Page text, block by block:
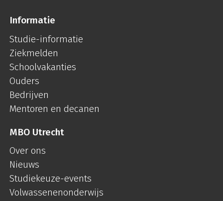
Informatie
Studie-informatie
Ziekmelden
Schoolvakanties
Ouders
Bedrijven
Mentoren en decanen
MBO Utrecht
Over ons
Nieuws
Studiekeuze-events
Volwassenenonderwijs